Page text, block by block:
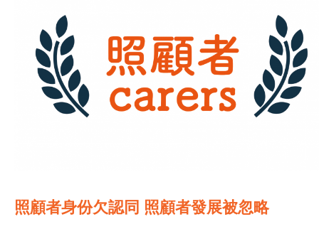
照顧者身份欠認同 照顧者發展被忽略